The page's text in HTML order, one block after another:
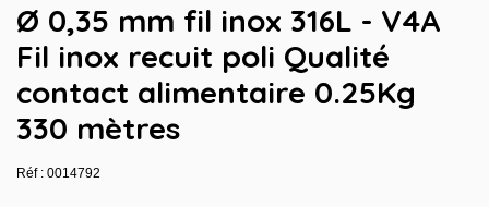
Ø 0,35 mm fil inox 316L - V4A
Fil inox recuit poli Qualité
contact alimentaire 0.25Kg
330 mètres
Réf : 0014792